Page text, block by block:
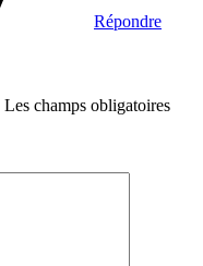
Répondre
Les champs obligatoires